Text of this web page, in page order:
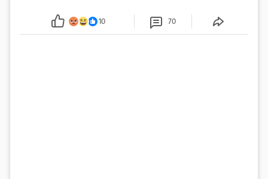
požar, rekao je vlasnik
10 70